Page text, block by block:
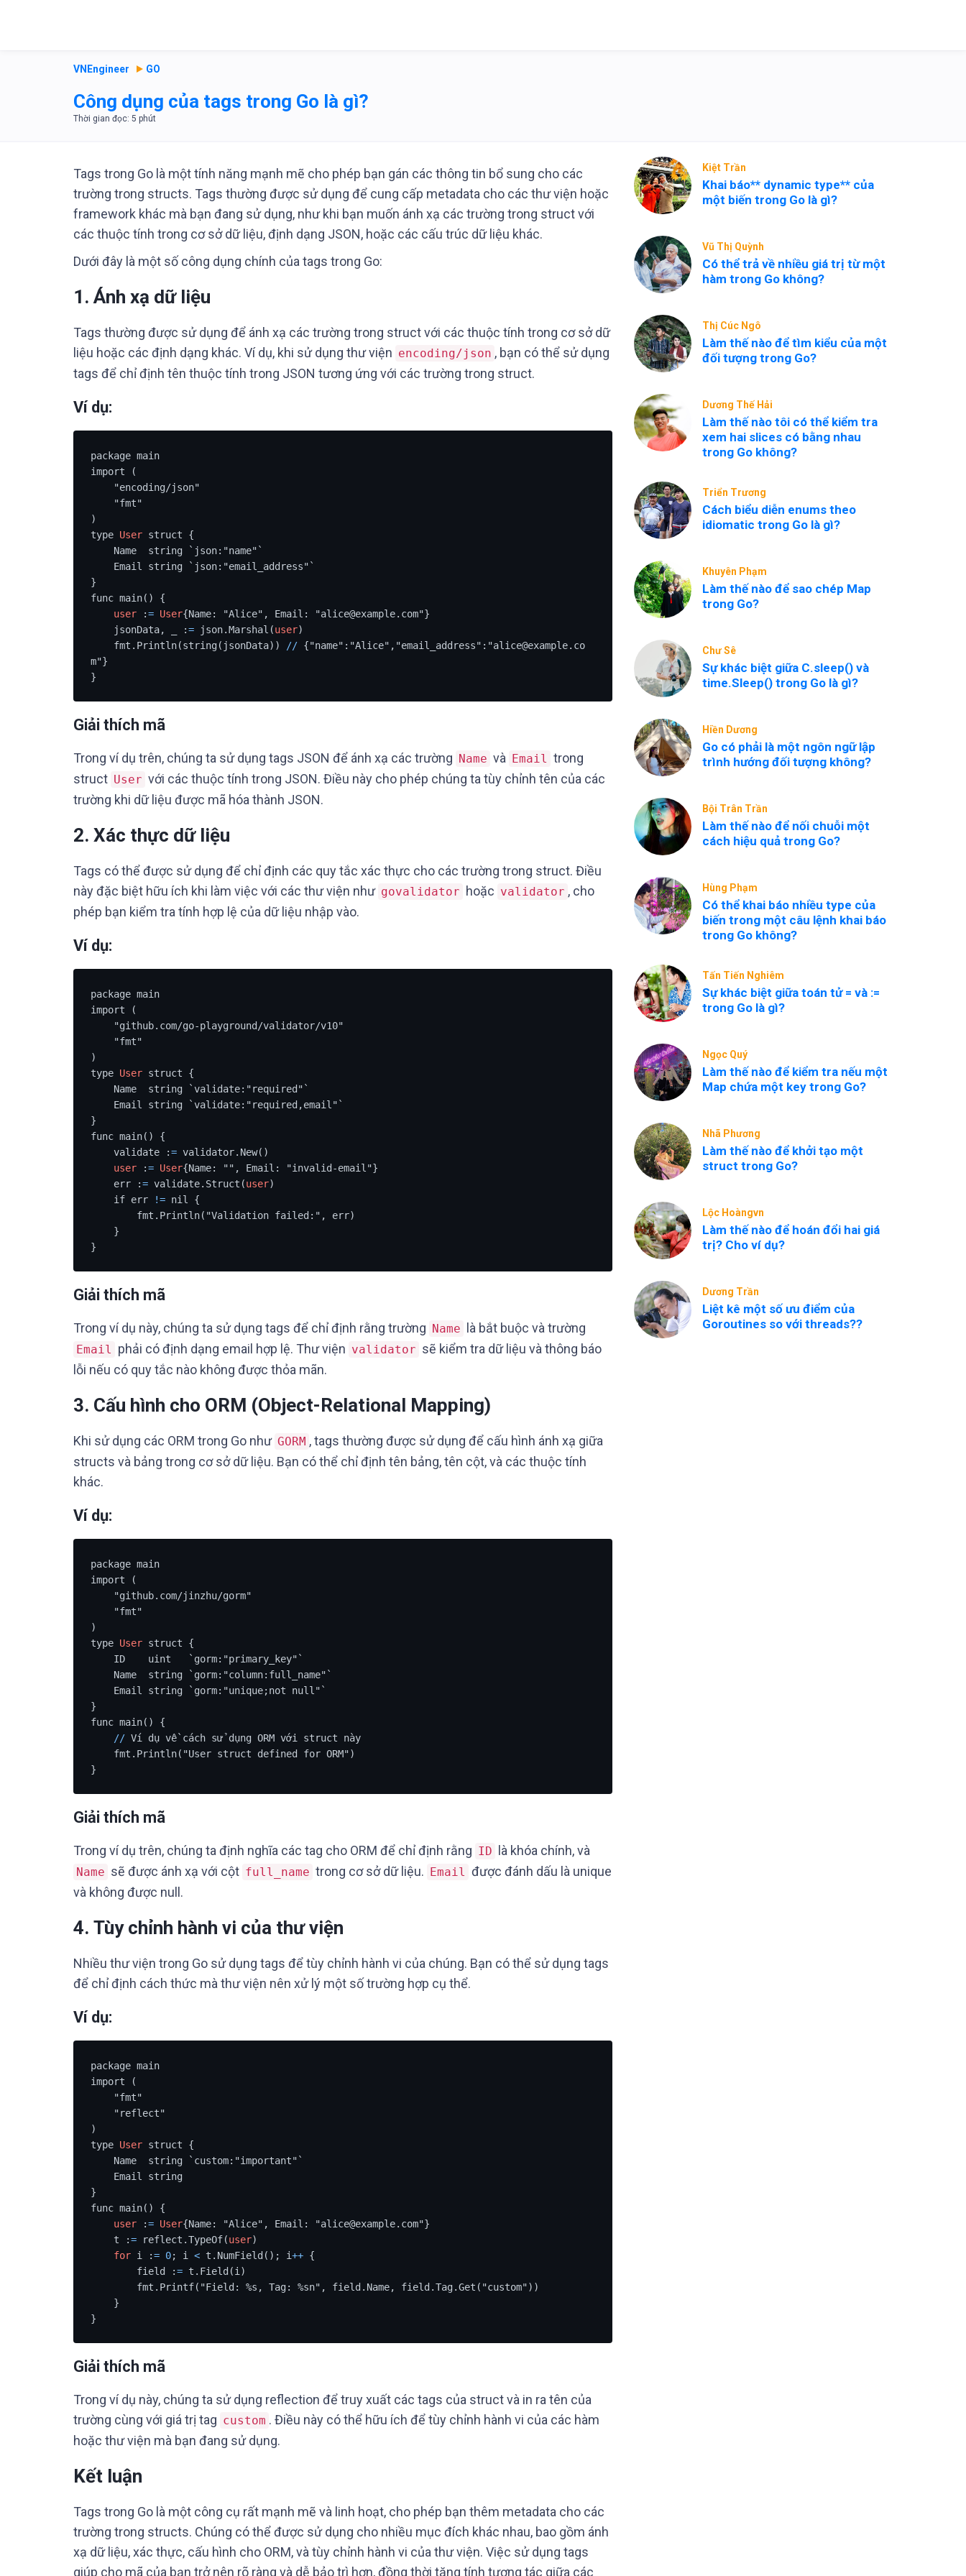
VNEngineer GO
Công dụng của tags trong Go là gì?
Tags trong Go là một tính năng mạnh mẽ cho phép bạn gán các thông tin bổ sung cho các
trường trong structs. Tags thường được sử dụng để cung cấp metadata cho các thư viện hoặc
framework khác mà bạn đang sử dụng, như khi bạn muốn ánh xạ các trường trong struct với
các thuộc tính trong cơ sở dữ liệu, định dạng JSON, hoặc các cấu trúc dữ liệu khác.
Dưới đây là một số công dụng chính của tags trong Go:
1. Ánh xạ dữ liệu
Tags thường được sử dụng để ánh xạ các trường trong struct với các thuộc tính trong cơ sở dữ
liệu hoặc các định dạng khác. Ví dụ, khi sử dụng thư viện encoding/json , bạn có thể sử dụng
tags để chỉ định tên thuộc tính trong JSON tương ứng với các trường trong struct.
Ví dụ:
package main
import (
)
type User struct {
}
func main() {
user := User{Name: "Alice", Email: "alice@example.com"}
    jsonData, _ :
= json.Marshal(user)
    fmt.Println(string(jsonData))
// {"name":"Alice","email_address":"alice@example.co
m"}
}
Giải thích mã
Trong ví dụ trên, chúng ta sử dụng tags JSON để ánh xạ các trường Name và Email trong
struct User với các thuộc tính trong JSON. Điều này cho phép chúng ta tùy chỉnh tên của các
trường khi dữ liệu được mã hóa thành JSON.
2. Xác thực dữ liệu
Tags có thể được sử dụng để chỉ định các quy tắc xác thực cho các trường trong struct. Điều
này đặc biệt hữu ích khi làm việc với các thư viện như govalidator hoặc validator , cho
phép bạn kiểm tra tính hợp lệ của dữ liệu nhập vào.
Ví dụ:
package main
import (
)
type User struct {
}
func main() {
    validate :
= validator.New()
user := User{Name: "", Email: "invalid-email"}
    err :
= validate.Struct(user)
    if err
!= nil {
}
Giải thích mã
Trong ví dụ này, chúng ta sử dụng tags để chỉ định rằng trường Name là bắt buộc và trường
Email phải có định dạng email hợp lệ. Thư viện validator sẽ kiểm tra dữ liệu và thông báo
lỗi nếu có quy tắc nào không được thỏa mãn.
3. Cấu hình cho ORM (Object-Relational Mapping)
Khi sử dụng các ORM trong Go như GORM , tags thường được sử dụng để cấu hình ánh xạ giữa
structs và bảng trong cơ sở dữ liệu. Bạn có thể chỉ định tên bảng, tên cột, và các thuộc tính
khác.
Ví dụ:
package main
import (
)
type User struct {
}
func main() {
// Ví dụ về cách sử dụng ORM với struct này
}
Giải thích mã
Trong ví dụ trên, chúng ta định nghĩa các tag cho ORM để chỉ định rằng ID là khóa chính, và
Name sẽ được ánh xạ với cột full_name trong cơ sở dữ liệu. Email được đánh dấu là unique
và không được null.
4. Tùy chỉnh hành vi của thư viện
Nhiều thư viện trong Go sử dụng tags để tùy chỉnh hành vi của chúng. Bạn có thể sử dụng tags
để chỉ định cách thức mà thư viện nên xử lý một số trường hợp cụ thể.
Ví dụ:
package main
import (
)
type User struct {
}
func main() {
user := User{Name: "Alice", Email: "alice@example.com"}
    t :
= reflect.TypeOf(user)
for i := 0; i < t.NumField(); i++ {
        field :
= t.Field(i)
}
Giải thích mã
Trong ví dụ này, chúng ta sử dụng reflection để truy xuất các tags của struct và in ra tên của
trường cùng với giá trị tag custom . Điều này có thể hữu ích để tùy chỉnh hành vi của các hàm
hoặc thư viện mà bạn đang sử dụng.
Kết luận
Tags trong Go là một công cụ rất mạnh mẽ và linh hoạt, cho phép bạn thêm metadata cho các
trường trong structs. Chúng có thể được sử dụng cho nhiều mục đích khác nhau, bao gồm ánh
xạ dữ liệu, xác thực, cấu hình cho ORM, và tùy chỉnh hành vi của thư viện. Việc sử dụng tags
giúp cho mã của bạn trở nên rõ ràng và dễ bảo trì hơn, đồng thời tăng tính tương tác giữa các
Kiệt Trần
Khai báo** dynamic type** của
một biến trong Go là gì?
Vũ Thị Quỳnh
Có thể trả về nhiều giá trị từ một
hàm trong Go không?
Thị Cúc Ngô
Làm thế nào để tìm kiểu của một
đối tượng trong Go?
Dương Thế Hải
Làm thế nào tôi có thể kiểm tra
xem hai slices có bằng nhau
trong Go không?
Triển Trương
Cách biểu diễn enums theo
idiomatic trong Go là gì?
Khuyên Phạm
Làm thế nào để sao chép Map
trong Go?
Chư Sê
Sự khác biệt giữa C.sleep() và
time.Sleep() trong Go là gì?
Hiền Dương
Go có phải là một ngôn ngữ lập
trình hướng đối tượng không?
Bội Trân Trần
Làm thế nào để nối chuỗi một
cách hiệu quả trong Go?
Hùng Phạm
Có thể khai báo nhiều type của
biến trong một câu lệnh khai báo
trong Go không?
Tấn Tiến Nghiêm
Sự khác biệt giữa toán tử = và :=
trong Go là gì?
Ngọc Quý
Làm thế nào để kiểm tra nếu một
Map chứa một key trong Go?
Nhã Phương
Làm thế nào để khởi tạo một
struct trong Go?
Lộc Hoàngvn
Làm thế nào để hoán đổi hai giá
trị? Cho ví dụ?
Dương Trần
Liệt kê một số ưu điểm của
Goroutines so với threads??